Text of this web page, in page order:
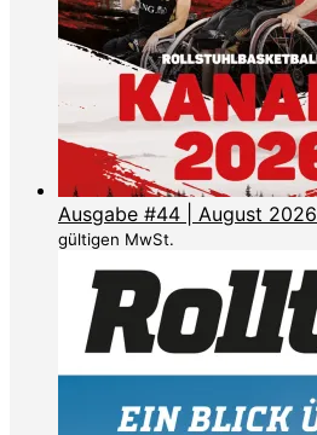
Ausgabe #44 | August 2026
gültigen MwSt.